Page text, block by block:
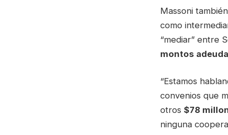
Massoni
como
“mediar” entre
montos
“Estamos
convenios que
otros $78
ninguna